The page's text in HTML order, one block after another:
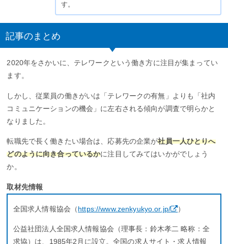
す。
記事のまとめ
2020年をさかいに、テレワークという働き方に注目が集まってい
ます。
しかし、従業員の働きがいは「テレワークの有無」よりも「社内
コミュニケーションの機会」に左右される傾向が調査で明らかと
なりました。
転職先で長く働きたい場合は、応募先の企業が社員一人ひとりへ
どのように向き合っているかに注目してみてはいかがでしょう
か。
取材先情報
全国求人情報協会（https://www.zenkyukyo.or.jp/ ）
公益社団法人全国求人情報協会（理事長：鈴木孝二 略称：全
求協）は、1985年2月に設立。全国の求人サイト・求人情報